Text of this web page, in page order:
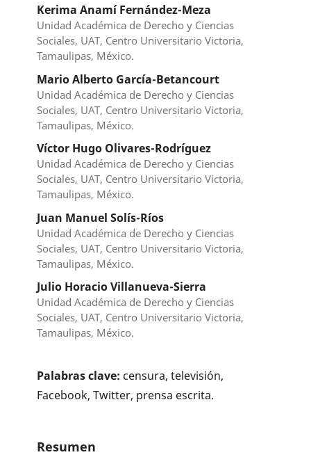
Kerima Anamí Fernández-Meza
Unidad Académica de Derecho y Ciencias
Sociales, UAT, Centro Universitario Victoria,
Tamaulipas, México.
Mario Alberto García-Betancourt
Unidad Académica de Derecho y Ciencias
Sociales, UAT, Centro Universitario Victoria,
Tamaulipas, México.
Víctor Hugo Olivares-Rodríguez
Unidad Académica de Derecho y Ciencias
Sociales, UAT, Centro Universitario Victoria,
Tamaulipas, México.
Juan Manuel Solís-Ríos
Unidad Académica de Derecho y Ciencias
Sociales, UAT, Centro Universitario Victoria,
Tamaulipas, México.
Julio Horacio Villanueva-Sierra
Unidad Académica de Derecho y Ciencias
Sociales, UAT, Centro Universitario Victoria,
Tamaulipas, México.
Palabras clave: censura, televisión,
Facebook, Twitter, prensa escrita.
Resumen